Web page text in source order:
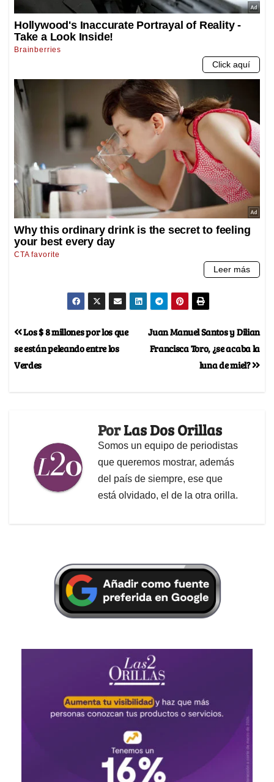
Juan Manuel Santos y Dilian
Francisca Toro, ¿se acaba la
luna de miel?
Los $ 8 millones por los que
se están peleando entre los
Verdes
PorLas Dos Orillas
Somos un equipo de periodistas
que queremos mostrar, además
del país de siempre, ese que
está olvidado, el de la otra orilla.